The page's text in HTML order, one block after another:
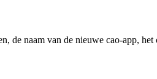
de naam van de nieuwe cao-app,